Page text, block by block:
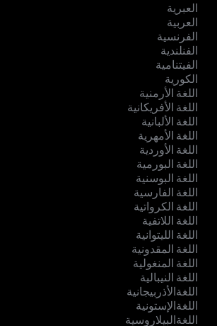
العبرية
العربية
الفرنسية
الفنلندية
الفيتنامية
الكورية
اللغة الأرمنية
اللغة الأفريكانية
اللغة الألبانية
اللغة الأمهرية
اللغة الأوردية
اللغة البورمية
اللغة البوسنية
اللغة الفارسية
اللغة الكرواتية
اللغة اللاتفية
اللغة الليتوانية
اللغة المقدونية
اللغة المنغولية
اللغة النيبالية
اللغةالأذربيجانية
اللغةالإستونية
اللغةالبيلاروسية